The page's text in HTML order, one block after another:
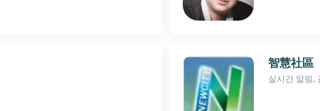
智慧社區
실시간 알림,